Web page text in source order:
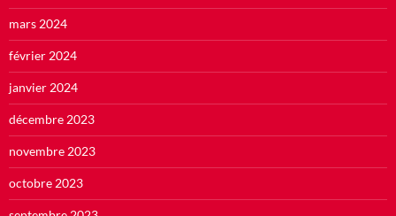
mars 2024
février 2024
janvier 2024
décembre 2023
novembre 2023
octobre 2023